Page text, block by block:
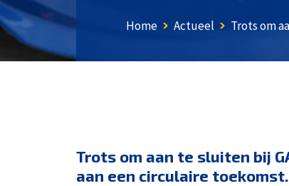
Home Actueel Trots om
Trots om aan te sluiten bij
aan een circulaire toekomst.